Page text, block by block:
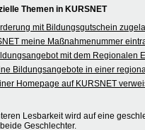
Themen in KURSNET
mit Bildungsgutschein
meine Maßnahmenummer
mit dem Regionalen
Bildungsangebote in einer
Homepage auf KURSNET
Lesbarkeit wird auf eine
Geschlechter.